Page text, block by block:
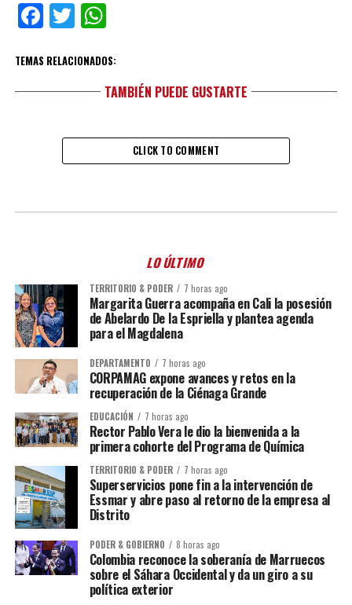
Facebook
TwitterWhatsApp
TEMAS RELACIONADOS:
TAMBIÉN PUEDE GUSTARTE
CLICK TO COMMENT
LO ÚLTIMO
TERRITORIO & PODER 7 horas ago
Margarita Guerra acompaña en Cali la posesión
de Abelardo De la Espriella y plantea agenda
para el Magdalena
DEPARTAMENTO 7 horas ago
CORPAMAG expone avances y retos en la
recuperación de la Ciénaga Grande
EDUCACIÓN 7 horas ago
Rector Pablo Vera le dio la bienvenida a la
primera cohorte del Programa de Química
TERRITORIO & PODER 7 horas ago
Superservicios pone fin a la intervención de
Essmar y abre paso al retorno de la empresa al
Distrito
PODER & GOBIERNO 8 horas ago
Colombia reconoce la soberanía de Marruecos
sobre el Sáhara Occidental y da un giro a su
política exterior